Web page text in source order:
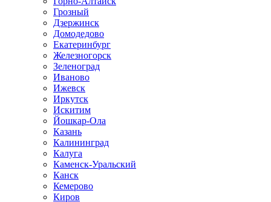
Грозный
Дзержинск
Домодедово
Екатеринбург
Железногорск
Зеленоград
Иваново
Ижевск
Иркутск
Искитим
Йошкар-Ола
Казань
Калининград
Калуга
Каменск-Уральский
Канск
Кемерово
Киров